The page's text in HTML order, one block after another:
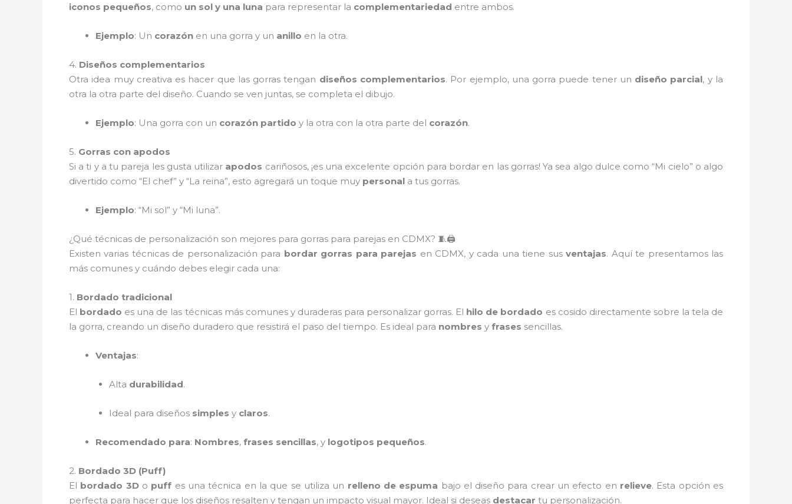
iconos pequeños, como un sol y una luna para representar la complementariedad entre ambos.
Ejemplo: Un corazón en una gorra y un anillo en la otra.
4. Diseños complementarios
Otra idea muy creativa es hacer que las gorras tengan diseños complementarios. Por ejemplo, una gorra puede tener un diseño parcial, y la
otra la otra parte del diseño. Cuando se ven juntas, se completa el dibujo.
Ejemplo: Una gorra con un corazón partido y la otra con la otra parte del corazón.
5. Gorras con apodos
Si a ti y a tu pareja les gusta utilizar apodos cariñosos, ¡es una excelente opción para bordar en las gorras! Ya sea algo dulce como “Mi cielo” o algo
divertido como “El chef” y “La reina”, esto agregará un toque muy personal a tus gorras.
Ejemplo: “Mi sol” y “Mi luna”.
¿Qué técnicas de personalización son mejores para gorras para parejas en CDMX? 🧵🖨️
Existen varias técnicas de personalización para bordar gorras para parejas en CDMX, y cada una tiene susventajas. Aquí te presentamos las
más comunes y cuándo debes elegir cada una:
1. Bordado tradicional
El bordado es una de las técnicas más comunes y duraderas para personalizar gorras. El hilo de bordado es cosido directamente sobre la tela de
la gorra, creando un diseño duradero que resistirá el paso del tiempo. Es ideal para nombres y frases sencillas.
Ventajas:
Alta durabilidad.
Ideal para diseños simples y claros.
Recomendado para: Nombres, frases sencillas, y logotipos pequeños.
2. Bordado 3D (Puff)
El bordado 3Do puff es una técnica en la que se utiliza un relleno de espuma bajo el diseño para crear un efecto en relieve. Esta opción es
perfecta para hacer que los diseños resalten y tengan un impacto visual mayor. Ideal si deseas destacar tu personalización.